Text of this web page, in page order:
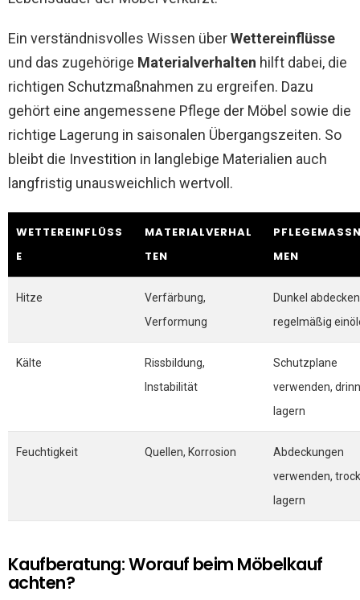
Ein verständnisvolles Wissen überWettereinflüsse
und das zugehörige Materialverhalten hilft dabei, die
richtigen Schutzmaßnahmen zu ergreifen. Dazu
gehört eine angemessene Pflege der Möbel sowie die
richtige Lagerung in saisonalen Übergangszeiten. So
bleibt die Investition in langlebige Materialien auch
langfristig unausweichlich wertvoll.
WETTEREINFLÜSS
E
MATERIALVERHAL
TEN
EN
Hitze
Verfärbung,
Verformung
Dunkel
regelmäßig
Kälte
Rissbildung,
Instabilität
Schutzplane
verwenden,
lagern
Feuchtigkeit Quellen, Korrosion
Abdeckungen
verwenden,
lagern
Kaufberatung: Worauf beim Möbelkauf
achten?